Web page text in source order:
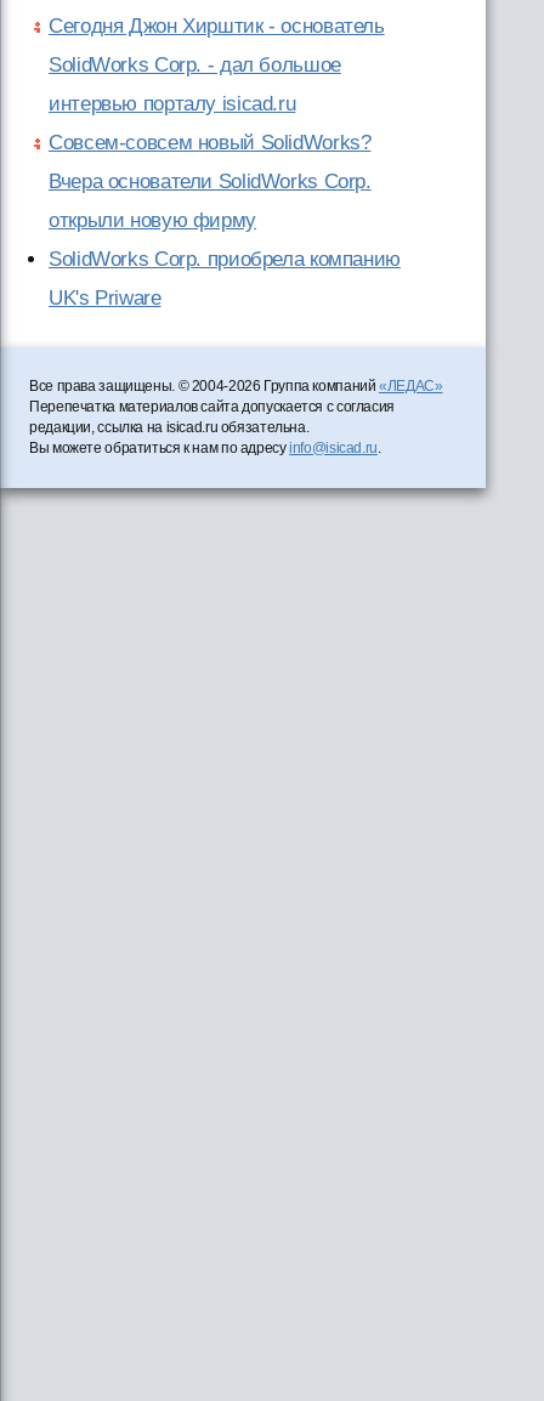
Сегодня Джон Хирштик - основатель
SolidWorks Corp. - дал большое
интервью порталу isicad.ru
Совсем-совсем новый SolidWorks?
Вчера основатели SolidWorks Corp.
открыли новую фирму
SolidWorks Corp. приобрела компанию
UK's Priware
Все права защищены. © 2004-2026 Группа компаний«ЛЕДАС»
Перепечатка материалов сайта допускается с согласия
редакции, ссылка на isicad.ru обязательна.
Вы можете обратиться к нам по адресуinfo@isicad.ru